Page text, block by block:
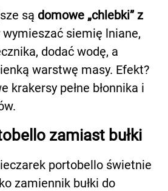
są domowe „chlebki” z
wymieszać siemię lniane,
dodać wodę, a
warstwę masy. Efekt?
krakersy pełne błonnika i
zamiast bułki
portobello świetnie
zamiennik bułki do